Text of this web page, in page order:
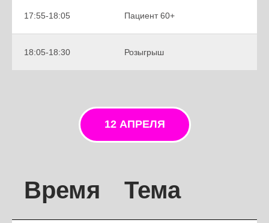
17:55-18:05 Пациент 60+
18:05-18:30 Розыгрыш
12 АПРЕЛЯ
Время Тема